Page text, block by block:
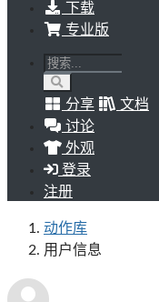
下载
专业版
分享
文档
讨论
外观
登录
注册
动作库
用户信息